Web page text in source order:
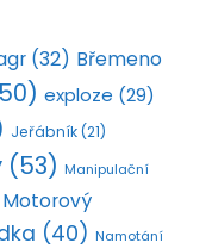
(32) Břemeno
exploze (29)
Jeřábník(21)
(53) Manipulační
Motorový
(40) Namotání